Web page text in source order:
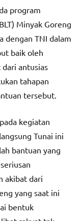
program
Minyak Goreng
dengan TNI dalam
baik oleh
antusias
tahapan
tersebut.
kegiatan
Tunai ini
bantuan yang
akibat dari
yang saat ini
bentuk